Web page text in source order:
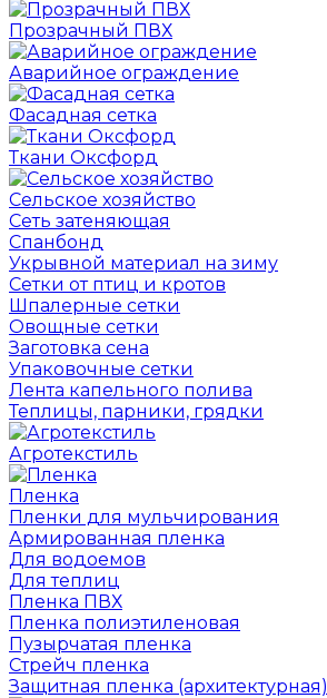
Прозрачный ПВХ
Аварийное ограждение
Фасадная сетка
Ткани Оксфорд
Сельское хозяйство
Сеть затеняющая
Спанбонд
Укрывной материал на зиму
Сетки от птиц и кротов
Шпалерные сетки
Овощные сетки
Заготовка сена
Упаковочные сетки
Лента капельного полива
Теплицы, парники, грядки
Агротекстиль
Пленка
Пленки для мульчирования
Армированная пленка
Для водоемов
Для теплиц
Пленка ПВХ
Пленка полиэтиленовая
Пузырчатая пленка
Cтрейч пленка
Защитная пленка (архитектурная)